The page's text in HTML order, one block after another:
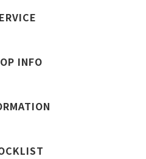
INFO